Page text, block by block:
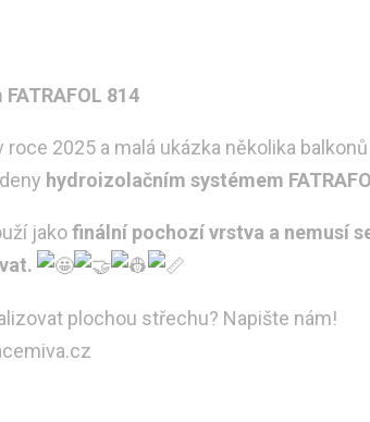
814
roce 2025 a malá ukázka několika balkonů
hydroizolačním systémem
jakofinální pochozí vrstva a nemusí
plochou střechu? Napište nám!